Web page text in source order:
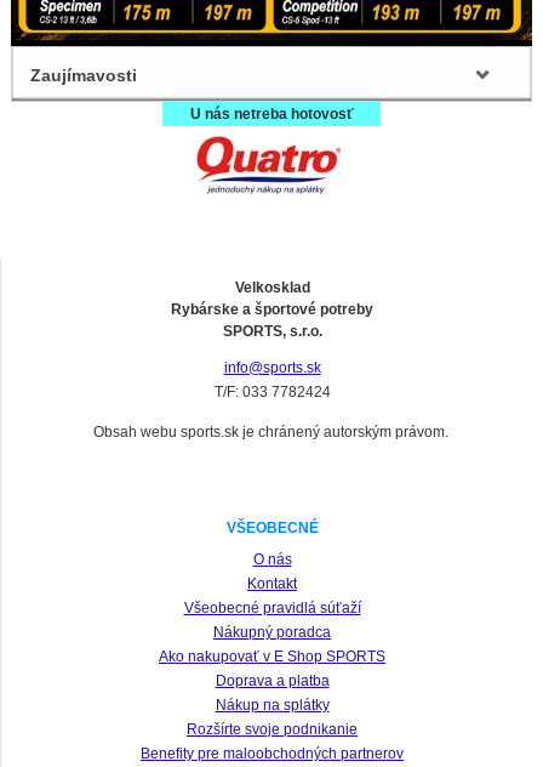
Zaujímavosti
U nás netreba hotovosť
Velkosklad
Rybárske a športové potreby
SPORTS, s.r.o.
info@sports.sk
T/F: 033 7782424
Obsah webu sports.sk je chránený autorským právom.
VŠEOBECNÉ
O nás
Kontakt
Všeobecné pravidlá súťaží
Nákupný poradca
Ako nakupovať v E Shop SPORTS
Doprava a platba
Nákup na splátky
Rozšírte svoje podnikanie
Benefity pre maloobchodných partnerov